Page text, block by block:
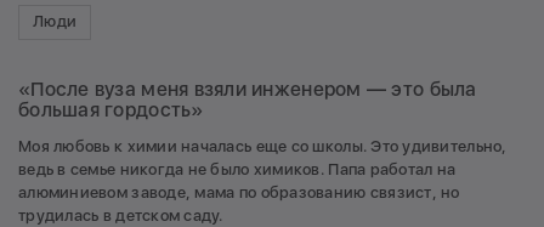
Люди
«После вуза меня взяли инженером — это была
большая гордость»
Моя любовь к химии началась еще со школы. Это удивительно,
ведь в семье никогда не было химиков. Папа работал на
алюминиевом заводе, мама по образованию связист, но
трудилась в детском саду.